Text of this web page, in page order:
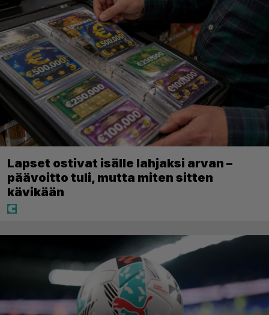
Lapset ostivat isälle lahjaksi arvan –
päävoitto tuli, mutta miten sitten
kävikään